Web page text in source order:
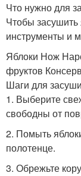
Что нужно для
Чтобы
инструменты и
Яблоки Нож
фруктов
Шаги для
1. Выберите
свободны от
2. Помыть
полотенце.
3. Обрежьте